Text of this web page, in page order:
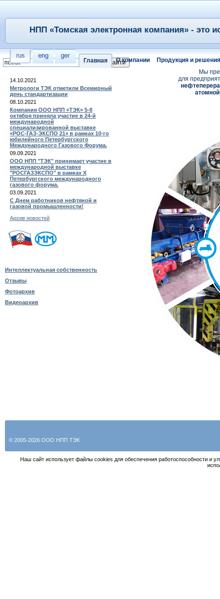
Главная О компании Продукция и решения
НПП «Томская электронная компания» - это
14.10.2021
Метрологи ТЭК отметили Всемирный
день стандартизации
08.10.2021
Компания ООО НПП «ТЭК» 5-8
октября приняла участие в 24-й
международной
специализированной выставке
«РОС-ГАЗ-ЭКСПО 21» в рамках 10-го
юбилейного Петербургского
Международного Газового Форума.
09.09.2021
ООО НПП "ТЭК" принимает участие в
международной выставке
"РОСГАЗЭКСПО" в рамках X
Петербургского международного
газового форума.
03.09.2021
С Днем работников нефтяной и
газовой промышленности!
Архив новостей
Интеллектуальная собственность
Отзывы
Фотоархив
Видеоархив
Мы
для
атомной
© 2005-2026 ООО НПП ТЭК
Наш сайт использует файлы cookies для обеспечения работоспособности и